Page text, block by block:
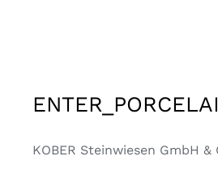
KOBER Steinwiesen GmbH &